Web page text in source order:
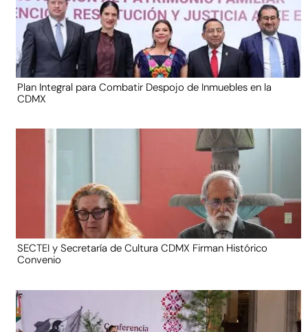
Plan Integral para Combatir Despojo de Inmuebles en la
CDMX
SECTEI y Secretaría de Cultura CDMX Firman Histórico
Convenio